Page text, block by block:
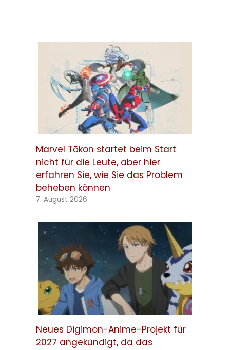
Marvel Tōkon startet beim Start
nicht für die Leute, aber hier
erfahren Sie, wie Sie das Problem
beheben können
7. August 2026
Neues Digimon-Anime-Projekt für
2027 angekündigt, da das